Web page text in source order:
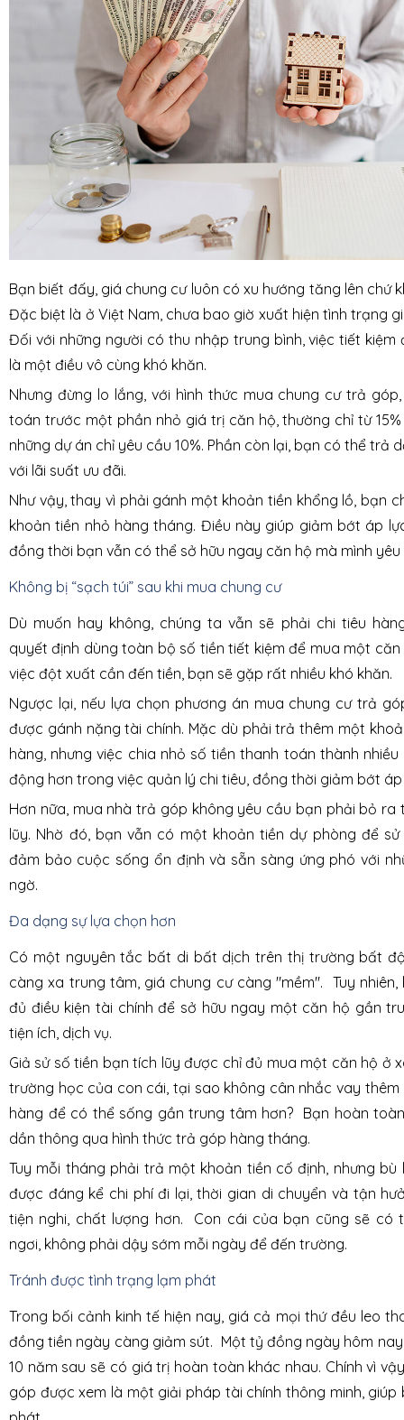
Bạn biết đấy, giá chung cư luôn có xu hướng tăng lên chứ
Đặc biệt là ở Việt Nam, chưa bao giờ xuất hiện tình trạng
Đối với những người có thu nhập trung bình, việc tiết kiệm
là một điều vô cùng khó khăn.
Nhưng đừng lo lắng, với hình thức mua chung cư trả
toán trước một phần nhỏ giá trị căn hộ, thường chỉ từ
những dự án chỉ yêu cầu 10%. Phần còn lại, bạn có thể trả
với lãi suất ưu đãi.
Như vậy, thay vì phải gánh một khoản tiền khổng lồ, bạn
khoản tiền nhỏ hàng tháng. Điều này giúp giảm bớt áp
đồng thời bạn vẫn có thể sở hữu ngay căn hộ mà mình
Không bị “sạch túi” sau khi mua chung cư
Dù muốn hay không, chúng ta vẫn sẽ phải chi tiêu
quyết định dùng toàn bộ số tiền tiết kiệm để mua một căn
việc đột xuất cần đến tiền, bạn sẽ gặp rất nhiều khó khăn.
Ngược lại, nếu lựa chọn phương án mua chung cư trả
được gánh nặng tài chính. Mặc dù phải trả thêm một
hàng, nhưng việc chia nhỏ số tiền thanh toán thành
động hơn trong việc quản lý chi tiêu, đồng thời giảm bớt áp
Hơn nữa, mua nhà trả góp không yêu cầu bạn phải bỏ ra
lũy. Nhờ đó, bạn vẫn có một khoản tiền dự phòng để
đảm bảo cuộc sống ổn định và sẵn sàng ứng phó với
ngờ.
Đa dạng sự lựa chọn hơn
Có một nguyên tắc bất di bất dịch trên thị trường bất
càng xa trung tâm, giá chung cư càng "mềm". Tuy
đủ điều kiện tài chính để sở hữu ngay một căn hộ gần
tiện ích, dịch vụ.
Giả sử số tiền bạn tích lũy được chỉ đủ mua một căn hộ ở
trường học của con cái, tại sao không cân nhắc vay
hàng để có thể sống gần trung tâm hơn? Bạn hoàn
dần thông qua hình thức trả góp hàng tháng.
Tuy mỗi tháng phải trả một khoản tiền cố định, nhưng bù
được đáng kể chi phí đi lại, thời gian di chuyển và tận
tiện nghi, chất lượng hơn. Con cái của bạn cũng sẽ có
ngơi, không phải dậy sớm mỗi ngày để đến trường.
Tránh được tình trạng lạm phát
Trong bối cảnh kinh tế hiện nay, giá cả mọi thứ đều leo
đồng tiền ngày càng giảm sút. Một tỷ đồng ngày hôm
10 năm sau sẽ có giá trị hoàn toàn khác nhau. Chính vì
góp được xem là một giải pháp tài chính thông minh,